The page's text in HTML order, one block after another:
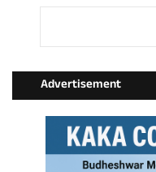
Advertisement